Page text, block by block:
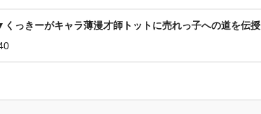
っきーがキャラ薄漫才師トットに売れっ子への道を伝授